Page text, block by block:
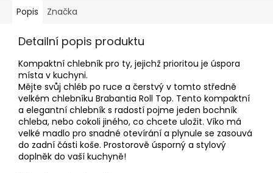
Popis Značka
Detailní popis produktu
Kompaktní chlebník pro ty, jejichž prioritou je úspora
místa v kuchyni.
Mějte svůj chléb po ruce a čerstvý v tomto středně
velkém chlebníku Brabantia Roll Top. Tento kompaktní
a elegantní chlebník s radostí pojme jeden bochník
chleba, nebo cokoli jiného, ​​co chcete uložit. Víko má
velké madlo pro snadné otevírání a plynule se zasouvá
do zadní části koše. Prostorově úsporný a stylový
doplněk do vaší kuchyně!